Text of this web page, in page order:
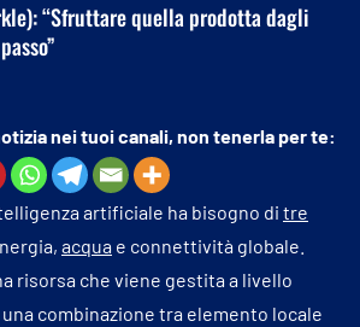
“Sfruttare quella prodotta dagli
nei tuoi canali, non tenerla per te:
artificiale ha bisogno di tre
acqua e connettività globale.
risorsa che viene gestita a livello
una combinazione tra elemento locale